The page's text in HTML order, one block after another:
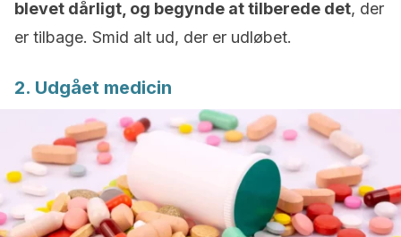
blevet dårligt, og begynde at tilberede det, der
er tilbage. Smid alt ud, der er udløbet.
2. Udgået medicin